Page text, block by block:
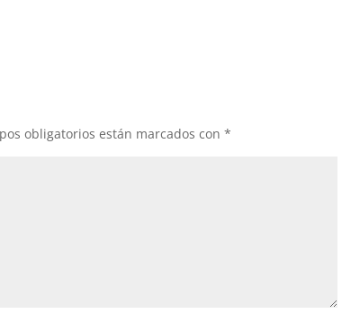
obligatorios están marcados con*